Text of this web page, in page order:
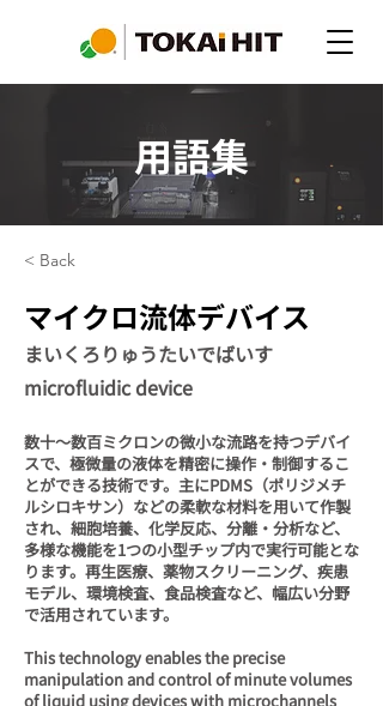
用語集
< Back
マイクロ流体デバイス
まいくろりゅうたいでばいす
microfluidic device
数十～数百ミクロンの微小な流路を持つデバイ
スで、極微量の液体を精密に操作・制御するこ
とができる技術です。主にPDMS（ポリジメチ
ルシロキサン）などの柔軟な材料を用いて作製
され、細胞培養、化学反応、分離・分析など、
多様な機能を1つの小型チップ内で実行可能とな
ります。再生医療、薬物スクリーニング、疾患
モデル、環境検査、食品検査など、幅広い分野
で活用されています。
This technology enables the precise
manipulation and control of minute volumes
of liquid using devices with microchannels